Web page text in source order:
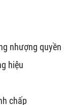
nhượng
hiệu
chấp